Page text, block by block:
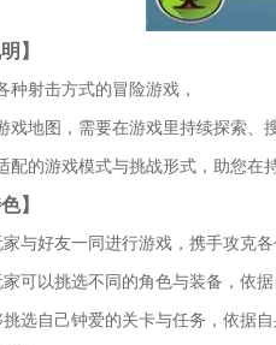
】
种射击方式的冒险游戏，
戏地图，需要在游戏里持续探索、
配的游戏模式与挑战形式，助您在
】
与好友一同进行游戏，携手攻克各
可以挑选不同的角色与装备，依
选自己钟爱的关卡与任务，依据